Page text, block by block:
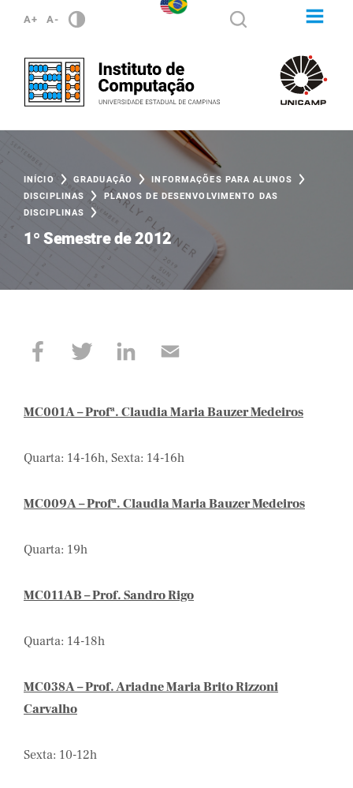
A+ A-
INÍCIO GRADUAÇÃO
INFORMAÇÕES PARA ALUNOS
DISCIPLINAS
PLANOS DE DESENVOLVIMENTO DAS
DISCIPLINAS
1º Semestre de 2012
MC001A – Profª. Claudia Maria Bauzer Medeiros
Quarta: 14-16h, Sexta: 14-16h
MC009A – Profª. Claudia Maria Bauzer Medeiros
Quarta: 19h
MC011AB – Prof. Sandro Rigo
Quarta: 14-18h
MC038A – Prof. Ariadne Maria Brito Rizzoni
Carvalho
Sexta: 10-12h